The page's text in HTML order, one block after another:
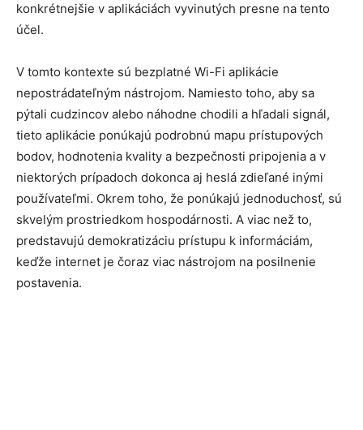
konkrétnejšie v aplikáciách vyvinutých presne na tento
účel.
V tomto kontexte sú bezplatné Wi-Fi aplikácie
nepostrádateľným nástrojom. Namiesto toho, aby sa
pýtali cudzincov alebo náhodne chodili a hľadali signál,
tieto aplikácie ponúkajú podrobnú mapu prístupových
bodov, hodnotenia kvality a bezpečnosti pripojenia a v
niektorých prípadoch dokonca aj heslá zdieľané inými
používateľmi. Okrem toho, že ponúkajú jednoduchosť, sú
skvelým prostriedkom hospodárnosti. A viac než to,
predstavujú demokratizáciu prístupu k informáciám,
keďže internet je čoraz viac nástrojom na posilnenie
postavenia.